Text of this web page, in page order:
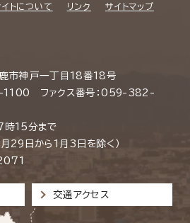
トについて リンク サイトマップ
神戸一丁目18番18号
1100 ファクス番号：059-382-
時15分まで
月29日から1月3日を除く）
交通アクセス